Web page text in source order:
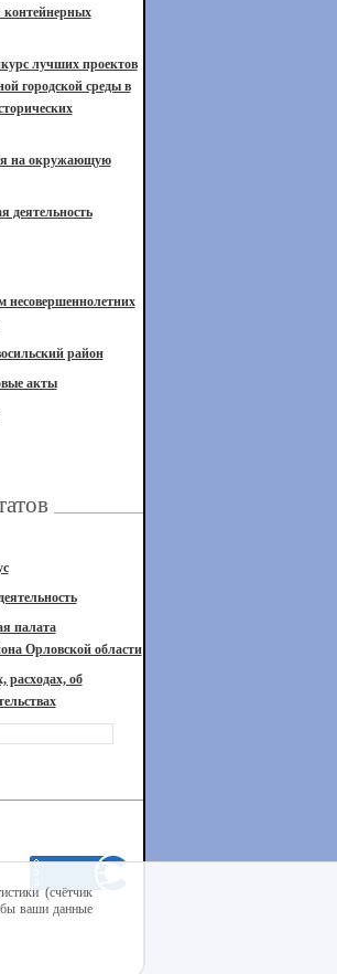
лучших проектов
городской среды в
на окружающую
деятельность
несовершеннолетних
район
акты
палата
Орловской области
расходах, об
(счётчик
ваши данные